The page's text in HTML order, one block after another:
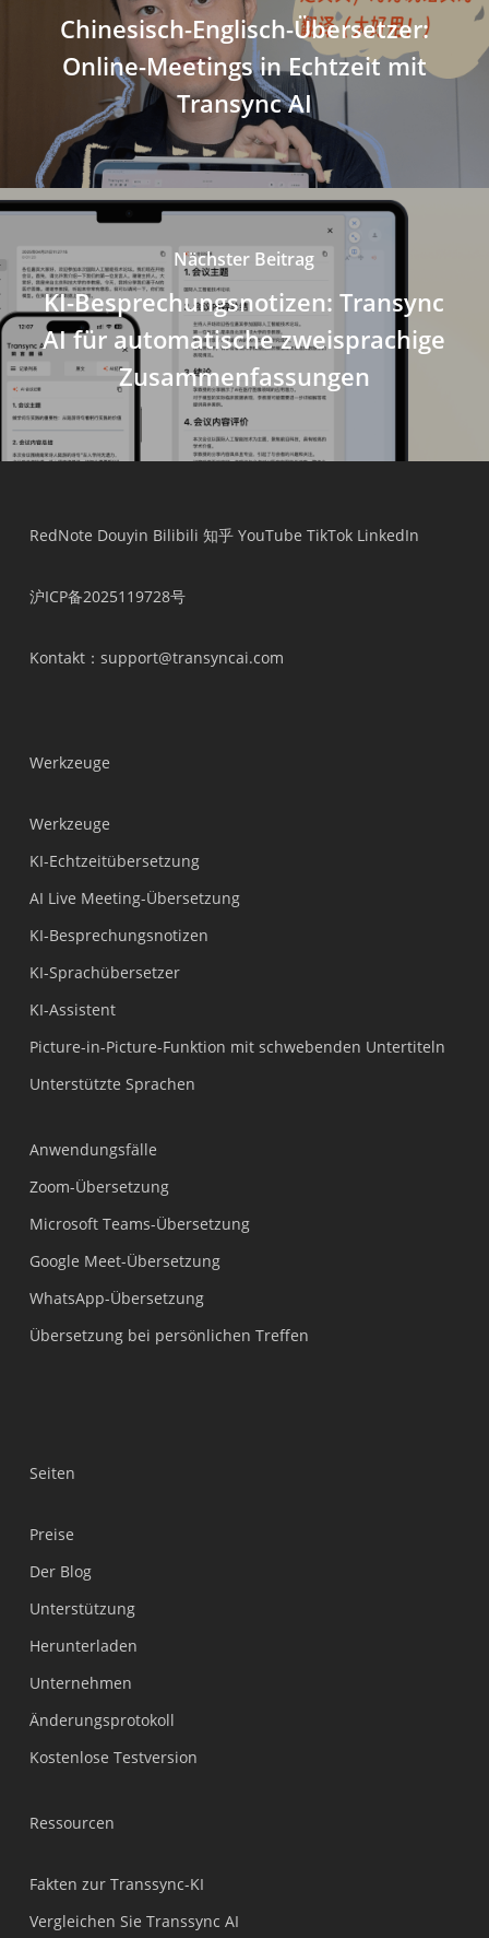
Chinesisch-Englisch-Übersetzer:
Online-Meetings in Echtzeit mit
Transync AI
Nächster Beitrag
KI-Besprechungsnotizen: Transync
AI für automatische zweisprachige
Zusammenfassungen
RedNote Douyin Bilibili 知乎 YouTube TikTok LinkedIn
沪ICP备2025119728号
Kontakt：support@transyncai.com
Werkzeuge
Werkzeuge
KI-Echtzeitübersetzung
AI Live Meeting-Übersetzung
KI-Besprechungsnotizen
KI-Sprachübersetzer
KI-Assistent
Picture-in-Picture-Funktion mit schwebenden Untertiteln
Unterstützte Sprachen
Anwendungsfälle
Zoom-Übersetzung
Microsoft Teams-Übersetzung
Google Meet-Übersetzung
WhatsApp-Übersetzung
Übersetzung bei persönlichen Treffen
Seiten
Preise
Der Blog
Unterstützung
Herunterladen
Unternehmen
Änderungsprotokoll
Kostenlose Testversion
Ressourcen
Fakten zur Transsync-KI
Vergleichen Sie Transsync AI